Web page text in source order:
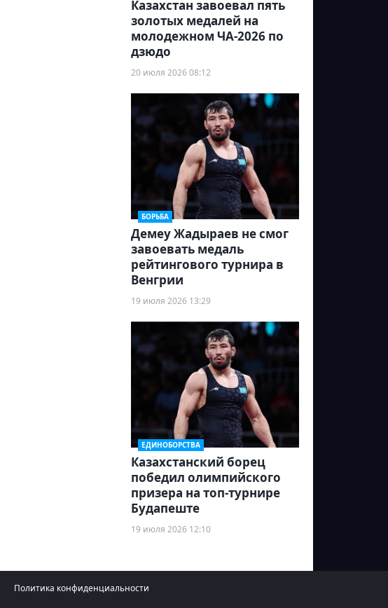
Казахстан завоевал пять
золотых медалей на
молодежном ЧА-2026 по
дзюдо
20 июля 2026 08:12
БОРЬБА
Демеу Жадыраев не смог
завоевать медаль
рейтингового турнира в
Венгрии
19 июля 2026 13:29
ЕДИНОБОРСТВА
Казахстанский борец
победил олимпийского
призера на топ-турнире
Будапеште
19 июля 2026 12:10
Политика конфиденциальности